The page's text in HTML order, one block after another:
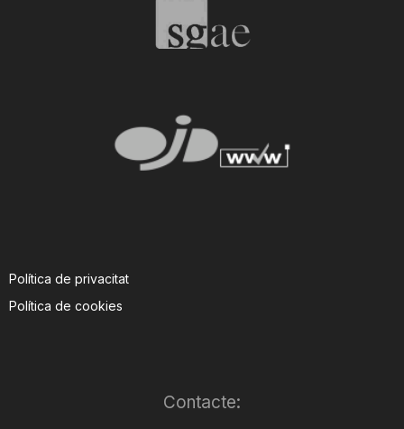
Política de privacitat
Política de cookies
Contacte: